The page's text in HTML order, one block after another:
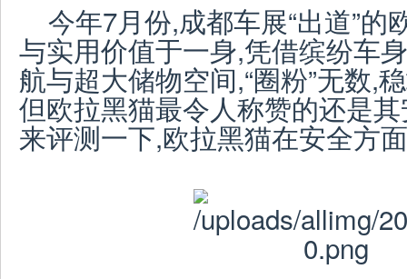
今年7月份,成都车展“出道”的
与实用价值于一身,凭借缤纷车
航与超大储物空间,“圈粉”无数,
但欧拉黑猫最令人称赞的还是
来评测一下,欧拉黑猫在安全方